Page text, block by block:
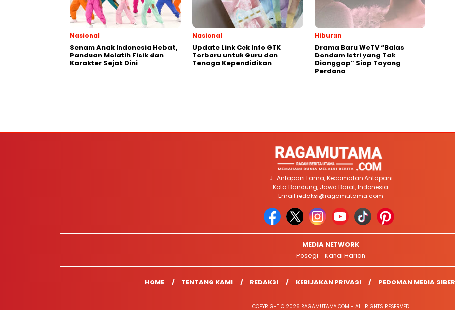
Nasional
Senam Anak Indonesia Hebat,
Panduan Melatih Fisik dan
Karakter Sejak Dini
Nasional
Update Link Cek Info GTK
Terbaru untuk Guru dan
Tenaga Kependidikan
Hiburan
Drama Baru WeTV “Balas
Dendam Istri yang Tak
Dianggap” Siap Tayang
Perdana
Jl. Antapani Lama, Kecamatan Antapani
Kota Bandung, Jawa Barat, Indonesia
Email redaksi@ragamutama.com
MEDIA NETWORK
Posegi
Kanal Harian
HOME TENTANG KAMI REDAKSI KEBIJAKAN PRIVASI PEDOMAN MEDIA SIBER
COPYRIGHT © 2026 RAGAMUTAMA.COM - ALL RIGHTS RESERVED